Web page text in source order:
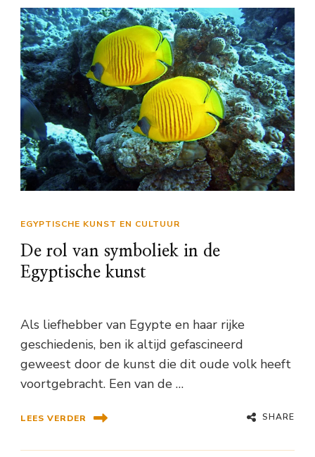
EGYPTISCHE KUNST EN CULTUUR
De rol van symboliek in de
Egyptische kunst
Als liefhebber van Egypte en haar rijke
geschiedenis, ben ik altijd gefascineerd
geweest door de kunst die dit oude volk heeft
voortgebracht. Een van de …
LEES VERDER SHARE